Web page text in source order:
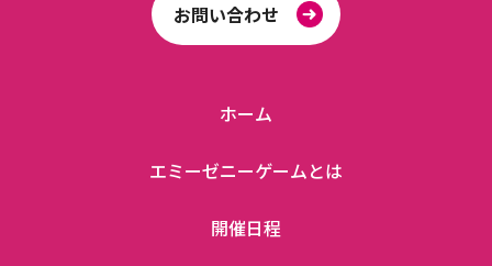
お問い合わせ
ホーム
エミーゼニーゲームとは
開催日程